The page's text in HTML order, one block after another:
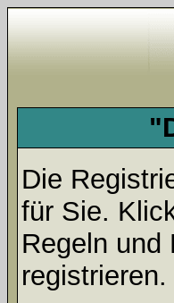
Die
für Sie.
Regeln und
registrieren.